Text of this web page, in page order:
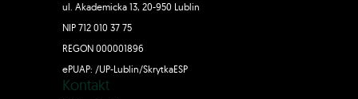
ul. Akademicka 13, 20-950 Lublin
NIP 712 010 37 75
REGON 000001896
ePUAP: /UP-Lublin/SkrytkaESP
Kontakt